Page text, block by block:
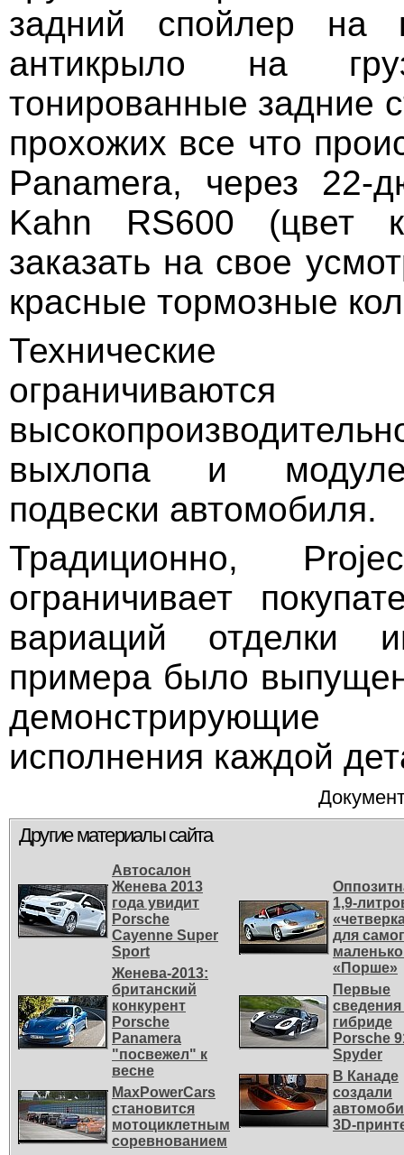
задний спойлер
антикрыло на
тонированные задние
прохожих все что
Panamera, через 22-
Kаhn RS600 (цвет
заказать на свое
красные тормозные
Технические
ограничиваются
выхлопа и
подвески автомобиля.
Традиционно,
ограничивает
вариаций отделки
примера было
исполнения каждой
Другие материалы сайта
Автосалон
Женева 2013
года увидит
Porsche
Cayenne Super
Spоrt
Женева-2013:
британский
конкурент
Porsche
Panamera
"посвежел" к
весне
MaxPowerCars
становится
мотоциклетным
соревнованием
1,9-
для
«Порше»
Первые
сведения
гибриде
Porsche
Spyder
В Канаде
создали
3D-